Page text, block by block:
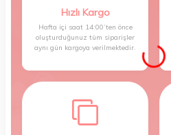
Hızlı Kargo
Hafta içi saat 14:00’ten önce
oluşturduğunuz tüm siparişler
aynı gün kargoya verilmektedir.